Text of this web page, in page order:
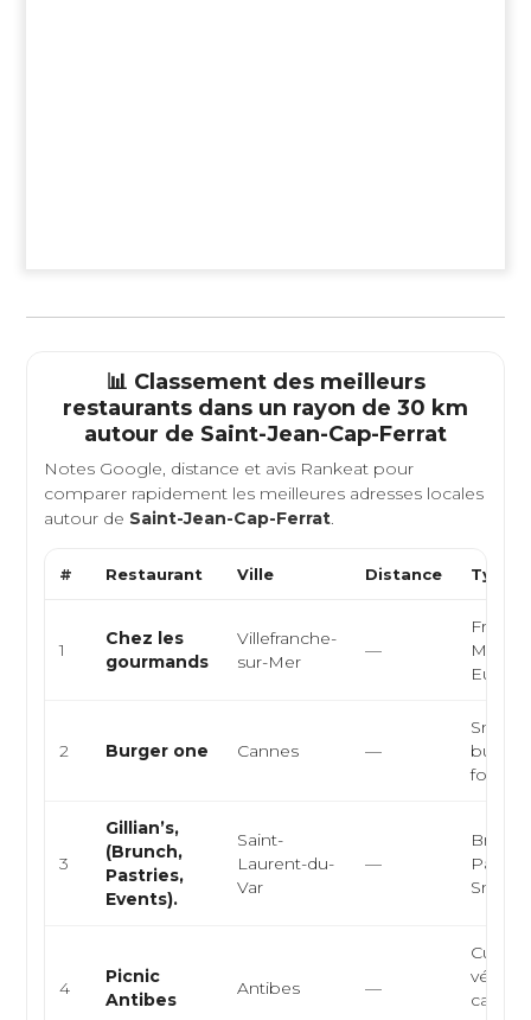
📊 Classement des meilleurs
restaurants dans un rayon de 30 km
autour de Saint-Jean-Cap-Ferrat
Notes Google, distance et avis Rankeat pour
comparer rapidement les meilleures adresses locales
autour de Saint-Jean-Cap-Ferrat.
# Restaurant Ville Distance Type
1
Chez les
gourmands
Villefranche-
sur-Mer
—
2 Burger one Cannes —
Snack,
food
3
Gillian’s,
(Brunch,
Pastries,
Events).
Saint-
Laurent-du-
Var
—
4
Picnic
Antibes
Antibes —
Cuisine
café